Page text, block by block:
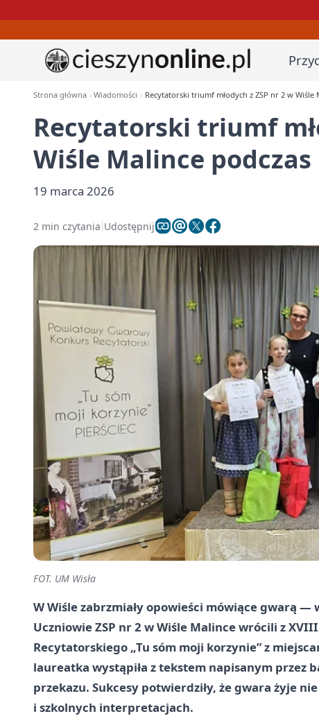
Strona główna Wiadomości Recytatorski triumf młodych z ZSP nr 2 w
Recytatorski triumf
Wiśle Malince
19 marca 2026
2 min czytania Udostępnij
FOT. UM Wisła
W Wiśle zabrzmiały opowieści mówiące gwarą —
UczniowieZSP nr 2 w Wiśle Malincewrócili z
Recytatorskiego „Tu sóm moji korzynie” z
laureatka wystąpiła z tekstem napisanym przez
przekazu. Sukcesy potwierdziły, że gwara żyje
i szkolnych interpretacjach.